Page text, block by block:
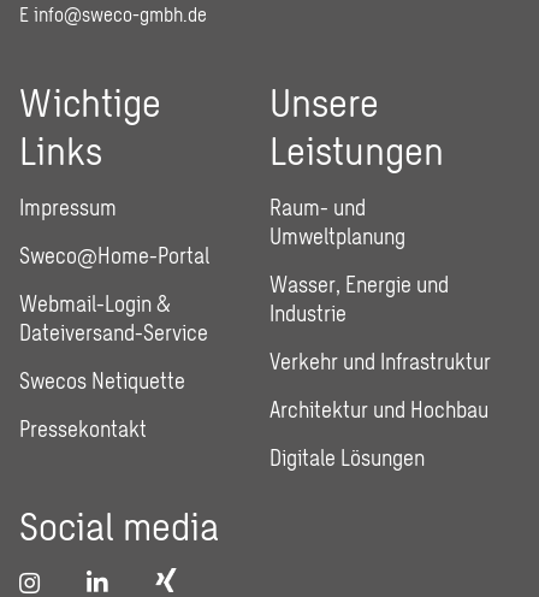
E info@sweco-gmbh.de
Wichtige
Links
Impressum
Sweco@Home-Portal
Webmail-Login &
Dateiversand-Service
Swecos Netiquette
Pressekontakt
Unsere
Leistungen
Raum- und
Umweltplanung
Wasser, Energie und
Industrie
Verkehr und Infrastruktur
Architektur und Hochbau
Digitale Lösungen
Social media